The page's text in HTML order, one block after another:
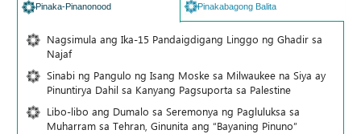
Pinaka-Pinanonood Pinakabagong Balita
Nagsimula ang Ika-15 Pandaigdigang Linggo ng Ghadir sa
Najaf
Sinabi ng Pangulo ng Isang Moske sa Milwaukee na Siya ay
Pinuntirya Dahil sa Kanyang Pagsuporta sa Palestine
Libo-libo ang Dumalo sa Seremonya ng Pagluluksa sa
Muharram sa Tehran, Ginunita ang “Bayaning Pinuno”